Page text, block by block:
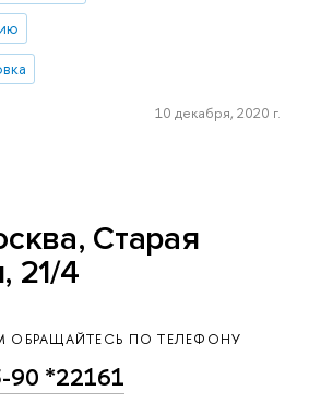
10 декабря, 2020 г.
Старая
21/4
ОБРАЩАЙТЕСЬ ПО ТЕЛЕФОНУ
90 *22161